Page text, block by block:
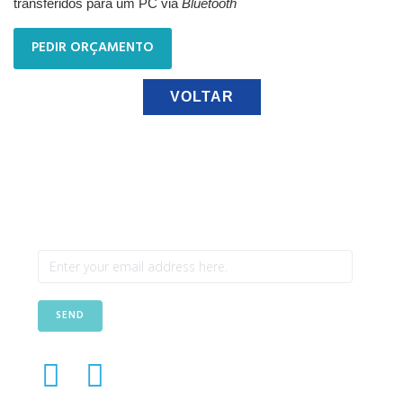
transferidos para um PC via Bluetooth
PEDIR ORÇAMENTO
VOLTAR
SEND